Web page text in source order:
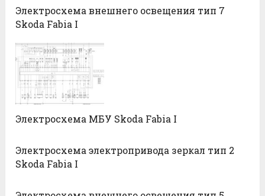
Электросхема внешнего освещения тип 7
Skoda Fabia I
Электросхема МБУ Skoda Fabia I
Электросхема электропривода зеркал тип 2
Skoda Fabia I